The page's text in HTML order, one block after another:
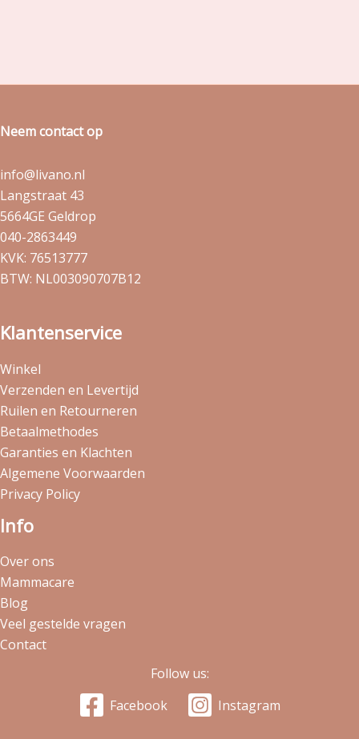
Neem contact op
info@livano.nl
Langstraat 43
5664GE Geldrop
040-2863449
KVK: 76513777
BTW: NL003090707B12
Klantenservice
Winkel
Verzenden en Levertijd
Ruilen en Retourneren
Betaalmethodes
Garanties en Klachten
Algemene Voorwaarden
Privacy Policy
Info
Over ons
Mammacare
Blog
Veel gestelde vragen
Contact
Follow us:
Facebook
Instagram